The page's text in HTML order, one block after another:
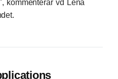
kommenterar vd Lena